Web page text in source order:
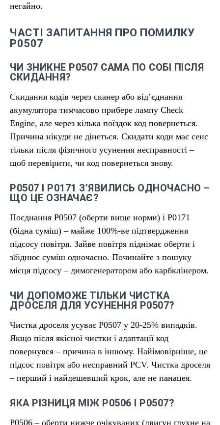
негайно.
ЧАСТІ ЗАПИТАННЯ ПРО ПОМИЛКУ
P0507
ЧИ ЗНИКНЕ P0507 САМА ПО СОБІ ПІСЛЯ
СКИДАННЯ?
Скидання кодів через сканер або від’єднання
акумулятора тимчасово прибере лампу Check
Engine, але через кілька поїздок код повернеться.
Причина нікуди не дінеться. Скидати коди має сенс
тільки після фізичного усунення несправності –
щоб перевірити, чи код повернеться знову.
P0507 І P0171 З’ЯВИЛИСЬ ОДНОЧАСНО –
ЩО ЦЕ ОЗНАЧАЄ?
Поєднання P0507 (оберти вище норми) і P0171
(бідна суміш) – майже 100%-ве підтвердження
підсосу повітря. Зайве повітря піднімає оберти і
збіднює суміш одночасно. Починайте з пошуку
місця підсосу – димогенератором або карбклінером.
ЧИ ДОПОМОЖЕ ТІЛЬКИ ЧИСТКА
ДРОСЕЛЯ ДЛЯ УСУНЕННЯ P0507?
Чистка дроселя усуває P0507 у 20-25% випадків.
Якщо після якісної чистки і адаптації код
повернувся – причина в іншому. Найімовірніше, це
підсос повітря або несправний PCV. Чистка дроселя
– перший і найдешевший крок, але не панацея.
ЯКА РІЗНИЦЯ МІЖ P0506 І P0507?
P0506 – оберти нижче очікуваних (двигун глухне на